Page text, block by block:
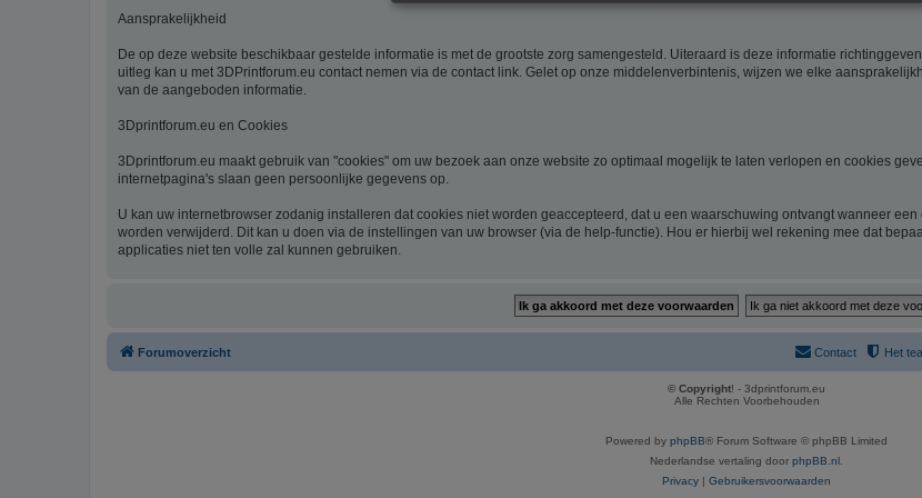
Aansprakelijkheid
De op deze website beschikbaar gestelde informatie is met de grootste zorg samengesteld. Uiteraard is deze informatie
uitleg kan u met 3DPrintforum.eu contact nemen via de contact link. Gelet op onze middelenverbintenis, wijzen we elke
van de aangeboden informatie.
3Dprintforum.eu en Cookies
3Dprintforum.eu maakt gebruik van "cookies" om uw bezoek aan onze website zo optimaal mogelijk te laten verlopen en cookies
internetpagina's slaan geen persoonlijke gegevens op.
U kan uw internetbrowser zodanig installeren dat cookies niet worden geaccepteerd, dat u een waarschuwing ontvangt wanneer
worden verwijderd. Dit kan u doen via de instellingen van uw browser (via de help-functie). Hou er hierbij wel rekening mee dat
applicaties niet ten volle zal kunnen gebruiken.
Forumoverzicht Het
Contact
© Copyright! - 3dprintforum.eu
Alle Rechten Voorbehouden
Powered by phpBB® Forum Software © phpBB Limited
Nederlandse vertaling door phpBB.nl.
Privacy | Gebruikersvoorwaarden